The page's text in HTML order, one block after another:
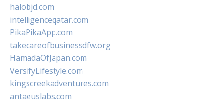
halobjd.com
intelligenceqatar.com
PikaPikaApp.com
takecareofbusinessdfw.org
HamadaOfJapan.com
VersifyLifestyle.com
kingscreekadventures.com
antaeuslabs.com